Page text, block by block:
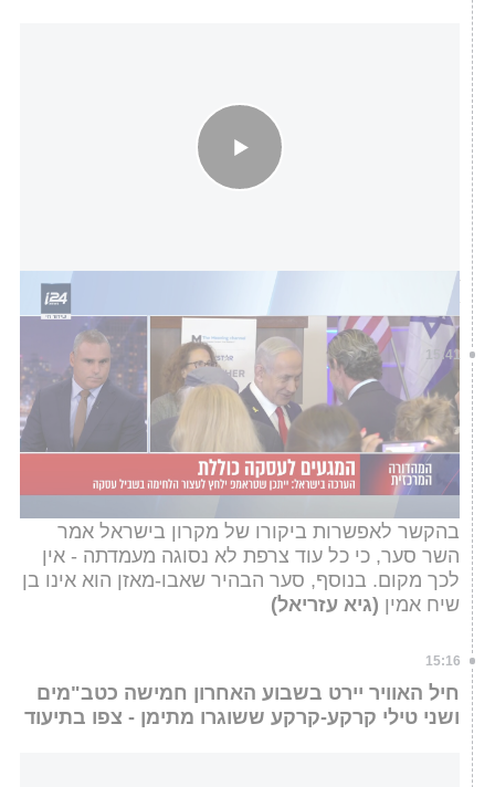
"בישראל מעריכים שההצעה מגיעה בהכוונה של קטאר לייצר לחץ
עלינו"
15:41
שר החוץ גדעון סער שוחח טלפונית עם שר החוץ של
צרפת ז'אן נואל בארו. במהלך השיחה השר סער קרא
לעמיתו הצרפתי לשקול מחדש את יוזמתה להכרה
ב"מדינה פלסטינית". לדבריו, היוזמה הצרפתית
מערערת את היציבות במזרח התיכון ופוגעת
בהקשר לאפשרות ביקורו של מקרון בישראל אמר
השר סער, כי כל עוד צרפת לא נסוגה מעמדתה - אין
לכך מקום. בנוסף, סער הבהיר שאבו-מאזן הוא אינו בן
שיח אמין (גיא עזריאל)
15:16
חיל האוויר יירט בשבוע האחרון חמישה כטב"מים
ושני טילי קרקע-קרקע ששוגרו מתימן - צפו בתיעוד